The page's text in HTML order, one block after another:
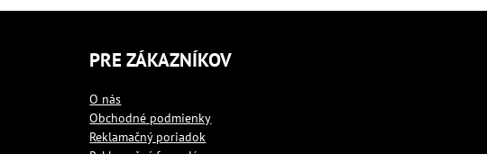
PRE ZÁKAZNÍKOV
O nás
Obchodné podmienky
Reklamačný poriadok